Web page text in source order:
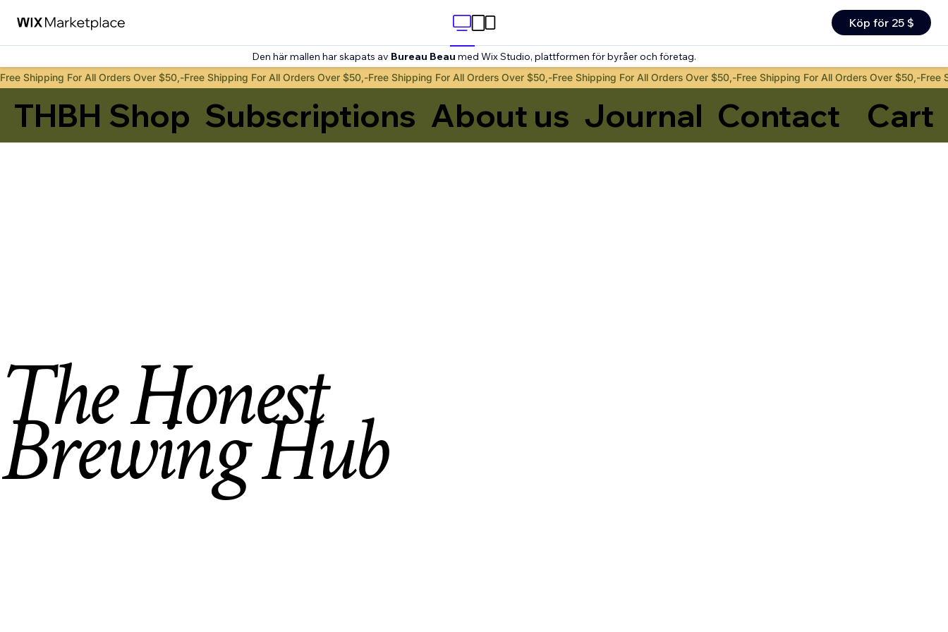
Köp för 25 $
Den här mallen har skapats av Bureau Beau med Wix Studio, plattformen för byråer och företag.